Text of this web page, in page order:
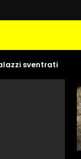
sventrati